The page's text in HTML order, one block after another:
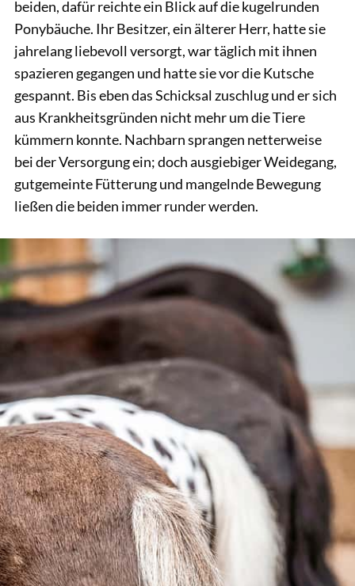
beiden, dafür reichte ein Blick auf die kugelrunden
Ponybäuche. Ihr Besitzer, ein älterer Herr, hatte sie
jahrelang liebevoll versorgt, war täglich mit ihnen
spazieren gegangen und hatte sie vor die Kutsche
gespannt. Bis eben das Schicksal zuschlug und er sich
aus Krankheitsgründen nicht mehr um die Tiere
kümmern konnte. Nachbarn sprangen netterweise
bei der Versorgung ein; doch ausgiebiger Weidegang,
gutgemeinte Fütterung und mangelnde Bewegung
ließen die beiden immer runder werden.